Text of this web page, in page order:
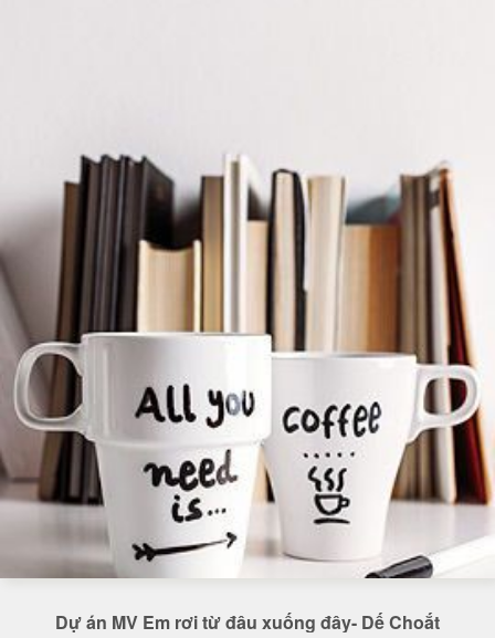
Dự án MV Em rơi từ đâu xuống đây- Dế Choắt